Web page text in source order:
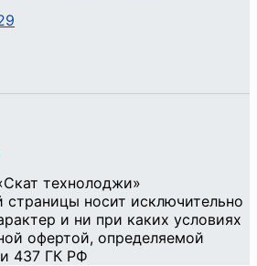
технолоджи»
носит исключительно
и ни при каких условиях
офертой, определяемой
437 ГК РФ